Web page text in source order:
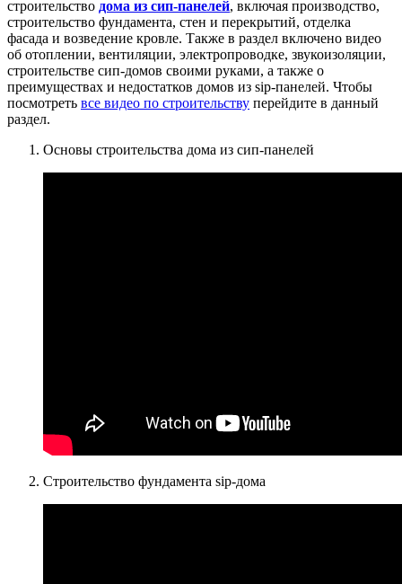
строительство дома из сип-панелей, включая производство,
строительство фундамента, стен и перекрытий, отделка
фасада и возведение кровле. Также в раздел включено видео
об отоплении, вентиляции, электропроводке, звукоизоляции,
строительстве сип-домов своими руками, а также о
преимуществах и недостатков домов из sip-панелей. Чтобы
посмотреть все видео по строительству перейдите в данный
раздел.
Основы строительства дома из сип-панелей
Строительство фундамента sip-дома